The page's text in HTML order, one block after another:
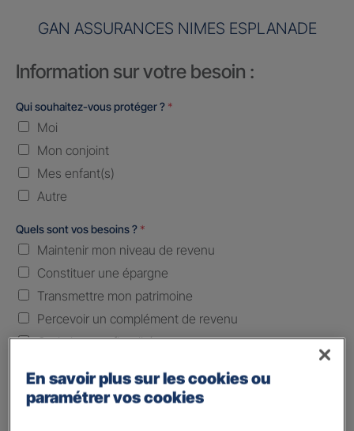
GAN ASSURANCES NIMES ESPLANADE
Information sur votre besoin :
Qui souhaitez-vous protéger ? *
Moi
Mon conjoint
Mes enfant(s)
Autre
Quels sont vos besoins ? *
Maintenir mon niveau de revenu
Constituer une épargne
Transmettre mon patrimoine
Percevoir un complément de revenu
Optimiser ma fiscalité
Plusieurs choix possibles
En savoir plus sur les cookies ou
paramétrer vos cookies